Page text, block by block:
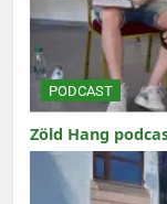
PODCAST
Zöld Hang